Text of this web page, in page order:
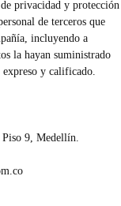
privacidad y protección
de terceros que
incluyendo a
la hayan suministrado
y calificado.
9, Medellín.